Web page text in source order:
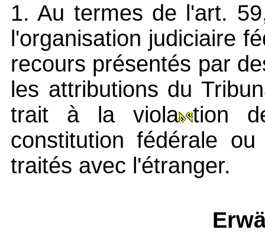
1. Au termes de l'art.
l'organisation judiciaire
recours présentés par
les attributions du
trait à la viola tion
constitution fédérale
traités avec l'étranger.